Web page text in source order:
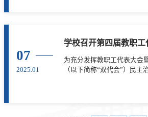
07
2025.01
为充分发挥教职工代表大会
（以下简称“双代会”）民主